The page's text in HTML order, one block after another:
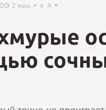
2 мин. a A